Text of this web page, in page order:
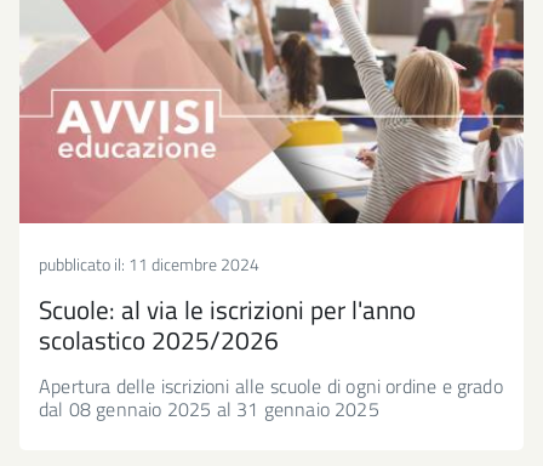
pubblicato il: 11 dicembre 2024
Scuole: al via le iscrizioni per l'anno
scolastico 2025/2026
Apertura delle iscrizioni alle scuole di ogni ordine e grado
dal 08 gennaio 2025 al 31 gennaio 2025